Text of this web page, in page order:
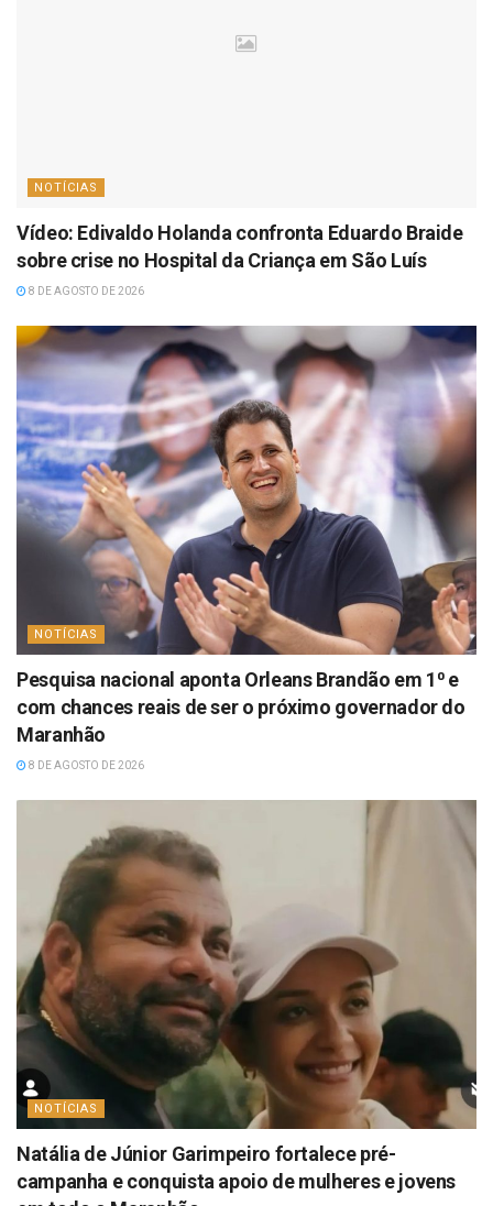
NOTÍCIAS
Vídeo: Edivaldo Holanda confronta Eduardo Braide
sobre crise no Hospital da Criança em São Luís
8 DE AGOSTO DE 2026
NOTÍCIAS
Pesquisa nacional aponta Orleans Brandão em 1⁰ e
com chances reais de ser o próximo governador do
Maranhão
8 DE AGOSTO DE 2026
NOTÍCIAS
Natália de Júnior Garimpeiro fortalece pré-
campanha e conquista apoio de mulheres e jovens